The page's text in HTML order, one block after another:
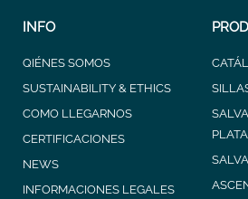
INFO
QIÉNES SOMOS
SUSTAINABILITY & ETHICS
COMO LLEGARNOS
CERTIFICACIONES
NEWS
INFORMACIONES LEGALES